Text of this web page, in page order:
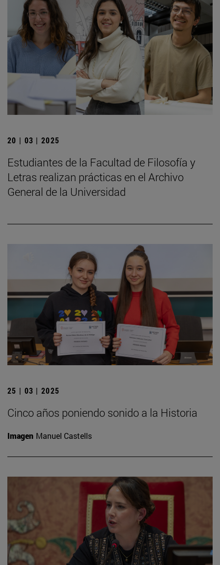
20 | 03 | 2025
Estudiantes de la Facultad de Filosofía y
Letras realizan prácticas en el Archivo
General de la Universidad
25 | 03 | 2025
Cinco años poniendo sonido a la Historia
Imagen Manuel Castells